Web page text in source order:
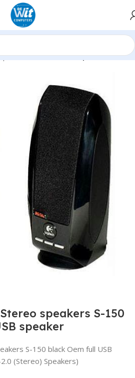
2.0 (Stereo) Speakers
speakers S-150
speaker
S-150 black Oem full USB
(Stereo) Speakers)